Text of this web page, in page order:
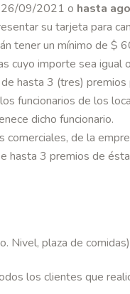
26/09/2021 o hasta
su tarjeta para
tener un mínimo de $
cuyo importe sea igual
hasta 3 (tres)
funcionarios de los
dicho funcionario.
comerciales, de la
hasta 3 premios de
Nivel, plaza de
los clientes que